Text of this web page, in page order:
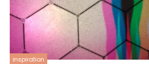
inspiration